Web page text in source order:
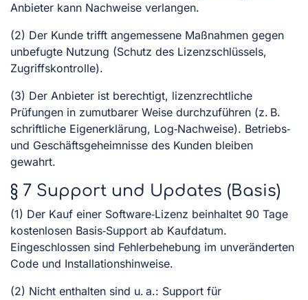
Anbieter kann Nachweise verlangen.
(2) Der Kunde trifft angemessene Maßnahmen gegen
unbefugte Nutzung (Schutz des Lizenzschlüssels,
Zugriffskontrolle).
(3) Der Anbieter ist berechtigt, lizenzrechtliche
Prüfungen in zumutbarer Weise durchzuführen (z. B.
schriftliche Eigenerklärung, Log‑Nachweise). Betriebs‑
und Geschäftsgeheimnisse des Kunden bleiben
gewahrt.
§ 7 Support und Updates (Basis)
(1) Der Kauf einer Software‑Lizenz beinhaltet 90 Tage
kostenlosen Basis‑Support ab Kaufdatum.
Eingeschlossen sind Fehlerbehebung im unveränderten
Code und Installationshinweise.
(2) Nicht enthalten sind u. a.: Support für